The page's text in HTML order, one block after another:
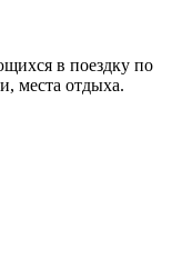
в поездку по
места отдыха.